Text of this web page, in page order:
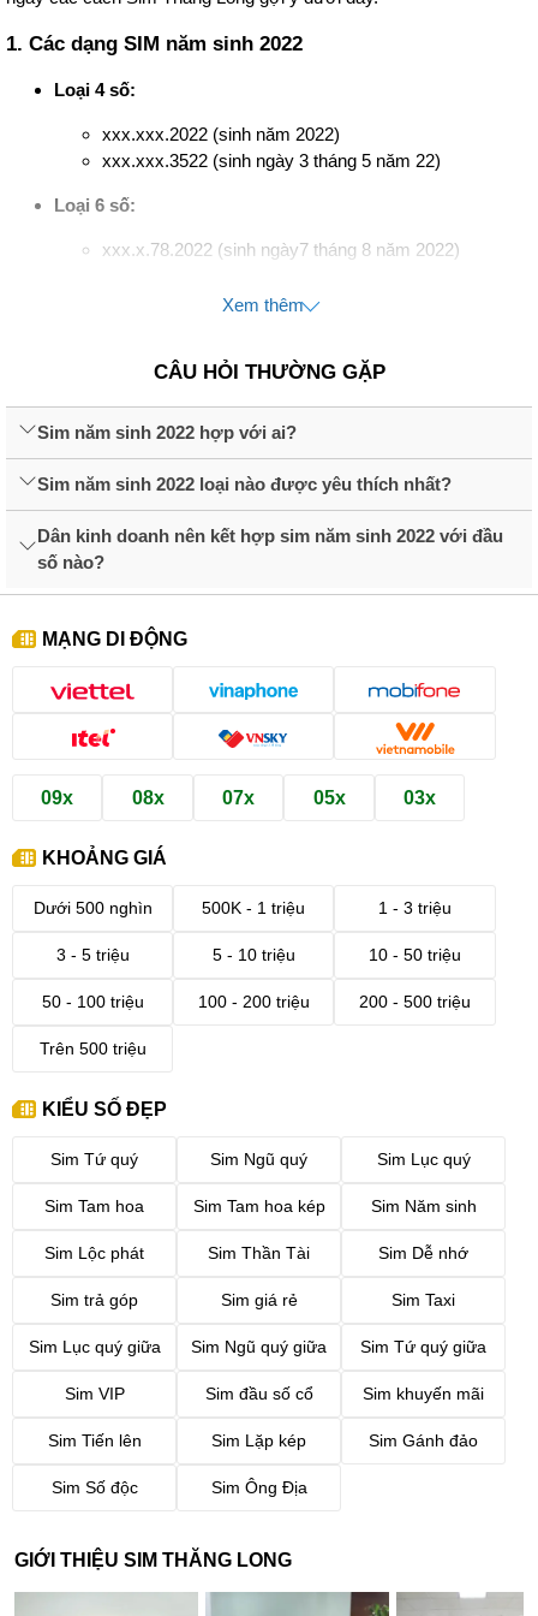
1. Các dạng SIM năm sinh 2022
Loại 4 số:
xxx.xxx.2022 (sinh năm 2022)
xxx.xxx.3522 (sinh ngày 3 tháng 5 năm 22)
Loại 6 số:
xxx.x.78.2022 (sinh ngày7 tháng 8 năm 2022)
xxx.12.6.2022 (sinh ngày 12 tháng 6 năm 2022)
Loại 8 số:
xx.10.11.2022 (sinh ngày 10 tháng 11 năm 2022)
Về cơ bản thì sim năm sinh 2022 có khá nhiều loại khác nhau, mỗi
loại lại thể hiện ý nghĩa phù hợp với từng đối tượng khác nhau. Vậy
làm thế nào để mua được sim số đẹp, ấn tượng và phù hợp với
2. Cách lựa chọn SIM năm sinh 2022 phù hợp
Hướng dẫn chọn sim năm sinh 2022 theo mệnh
Sinh năm 2022 mệnh Kim (Kim Bạch Kim - vàng pha bạc),mệnh
chọn sim theo mệnh thì nên ưu tiên các số thuộc hành Thổ (2, 5, 8)
hiểu về lĩnh vực này để biết được mình vượng Kim hay nhược
nên nhờ tư vấn của chuyên gia phong thủy.
2.2. Chọn SIM dựa trên yếu tố tài chính
a. Sim năm sinh 2022 giá dưới 500 nghìn
2022, kết hợp với đầu 035 hoặc 038 (ông địa nhỏ). Với mức giá
- ông địa nhỏ, vì đầu số này mang ý nghĩa may mắn, tài lộc và phú
Xem thêm
CÂU HỎI THƯỜNG GẶP
Sim năm sinh 2022 hợp với ai?
Sim năm sinh 2022 loại nào được yêu thích nhất?
Dân kinh doanh nên kết hợp sim năm sinh 2022 với đầu
số nào?
MẠNG DI ĐỘNG
09x 08x 07x 05x 03x
KHOẢNG GIÁ
Dưới 500 nghìn 500K - 1 triệu 1 - 3 triệu
3 - 5 triệu 5 - 10 triệu 10 - 50 triệu
50 - 100 triệu 100 - 200 triệu 200 - 500 triệu
Trên 500 triệu
KIỂU SỐ ĐẸP
Sim Tứ quý Sim Ngũ quý Sim Lục quý
Sim Tam hoa Sim Tam hoa kép Sim Năm sinh
Sim Lộc phát Sim Thần Tài Sim Dễ nhớ
Sim trả góp Sim giá rẻ Sim Taxi
Sim Lục quý giữa Sim Ngũ quý giữa Sim Tứ quý giữa
Sim VIP Sim đầu số cổ Sim khuyến mãi
Sim Tiến lên Sim Lặp kép Sim Gánh đảo
Sim Số độc Sim Ông Địa
GIỚI THIỆU SIM THĂNG LONG